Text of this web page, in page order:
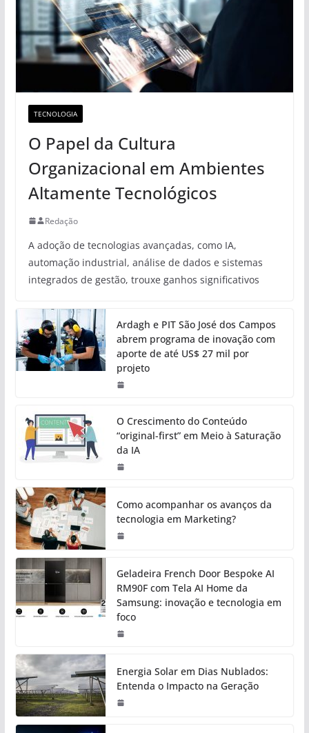
TECNOLOGIA
O Papel da Cultura
Organizacional em Ambientes
Altamente Tecnológicos
Redação
A adoção de tecnologias avançadas, como IA,
automação industrial, análise de dados e sistemas
integrados de gestão, trouxe ganhos significativos
Ardagh e PIT São José dos Campos
abrem programa de inovação com
aporte de até US$ 27 mil por
projeto
O Crescimento do Conteúdo
“original-first” em Meio à Saturação
da IA
Como acompanhar os avanços da
tecnologia em Marketing?
Geladeira French Door Bespoke AI
RM90F com Tela AI Home da
Samsung: inovação e tecnologia em
foco
Energia Solar em Dias Nublados:
Entenda o Impacto na Geração